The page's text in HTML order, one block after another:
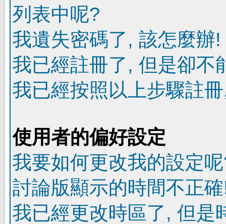
列表中呢?
我遺失密碼了, 該怎麼辦!
我已經註冊了, 但是卻不
我已經按照以上步驟註
使用者的偏好設定
我要如何更改我的設定
討論版顯示的時間不正
我已經更改時區了, 但是